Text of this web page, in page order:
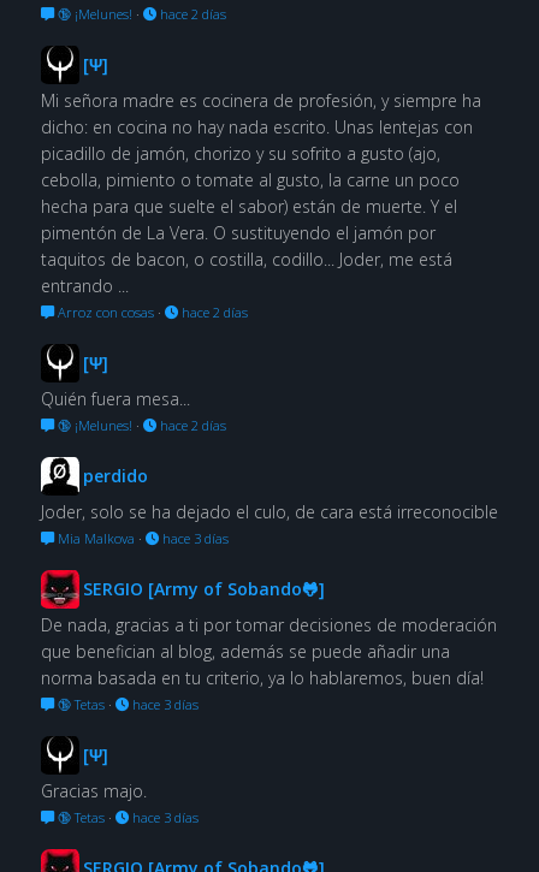
🔞 ¡Melunes! · hace 2 días
[Ψ]
Mi señora madre es cocinera de profesión, y siempre ha
dicho: en cocina no hay nada escrito. Unas lentejas con
picadillo de jamón, chorizo y su sofrito a gusto (ajo,
cebolla, pimiento o tomate al gusto, la carne un poco
hecha para que suelte el sabor) están de muerte. Y el
pimentón de La Vera. O sustituyendo el jamón por
taquitos de bacon, o costilla, codillo... Joder, me está
entrando ...
Arroz con cosas· hace 2 días
[Ψ]
Quién fuera mesa...
🔞 ¡Melunes! · hace 2 días
perdido
Joder, solo se ha dejado el culo, de cara está irreconocible
Mia Malkova · hace 3 días
SERGIO [Army of Sobando🐸]
De nada, gracias a ti por tomar decisiones de moderación
que benefician al blog, además se puede añadir una
norma basada en tu criterio, ya lo hablaremos, buen día!
🔞 Tetas· hace 3 días
[Ψ]
Gracias majo.
🔞 Tetas· hace 3 días
SERGIO [Army of Sobando🐸]